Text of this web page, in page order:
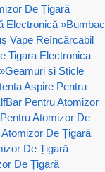
De Țigară
Electronică »Bumbac
Vape Reîncărcabil
Tigara Electronica
»Geamuri si Sticle
Aspire Pentru
Pentru Atomizor
Atomizor De
De Țigară
De Țigară
De Țigară